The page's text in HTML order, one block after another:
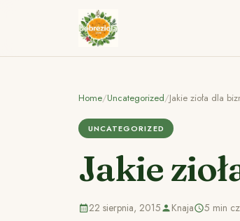
Home/Uncategorized/Jakie zioła dla
UNCATEGORIZED
Jakie
22 sierpnia, 2015 Knaja 5 min